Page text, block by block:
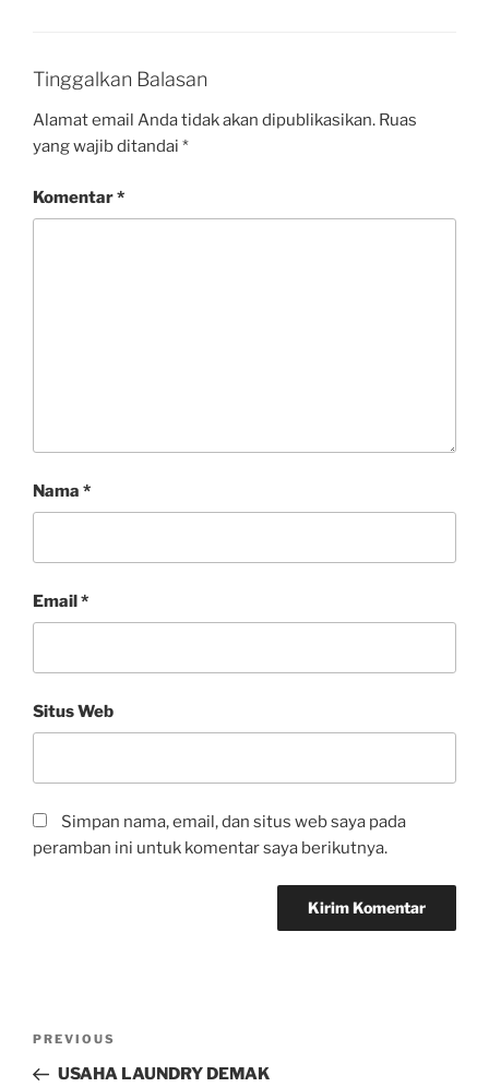
Tinggalkan Balasan
Alamat email Anda tidak akan dipublikasikan. Ruas
yang wajib ditandai *
Komentar*
Nama *
Email*
Situs Web
Simpan nama, email, dan situs web saya pada
peramban ini untuk komentar saya berikutnya.
PREVIOUS
USAHA LAUNDRY DEMAK